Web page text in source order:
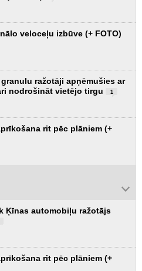
veloceļu izbūve (+ FOTO)
ražotāji apņēmušies ar
nodrošināt vietējo tirgu
1
rit pēc plāniem (+
Ķīnas automobiļu ražotājs
rit pēc plāniem (+